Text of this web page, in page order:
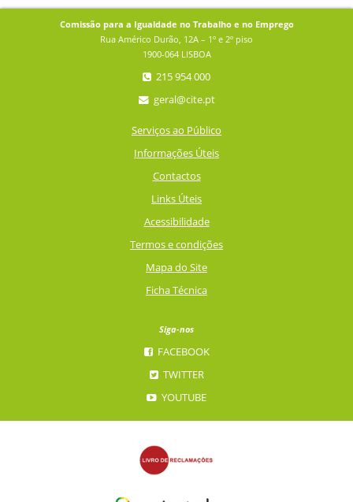
Comissão para a Igualdade no Trabalho e no Emprego
Rua Américo Durão, 12A – 1º e 2º piso
1900-064 LISBOA
215 954 000
geral@cite.pt
Serviços ao Público
Informações Úteis
Contactos
Links Úteis
Acessibilidade
Termos e condições
Mapa do Site
Ficha Técnica
Siga-nos
FACEBOOK
TWITTER
YOUTUBE